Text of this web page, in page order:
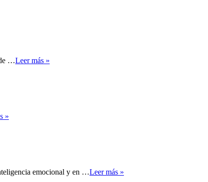
…Leer más »
»
emocional y en …Leer más »